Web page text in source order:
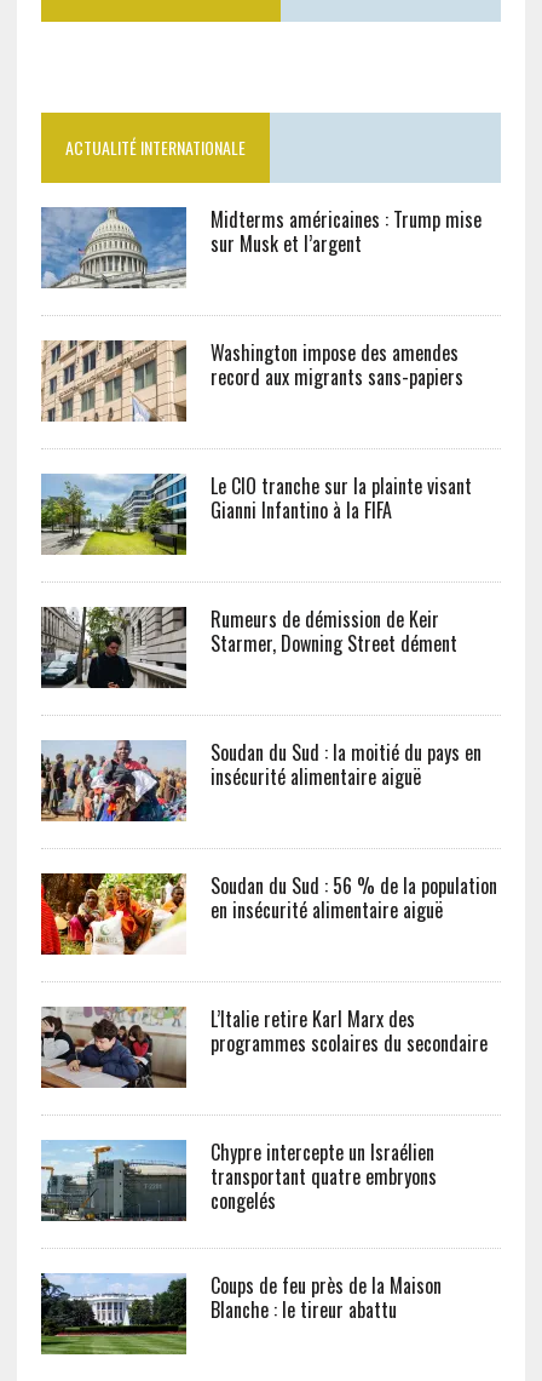
ACTUALITÉ INTERNATIONALE
Midterms américaines : Trump mise
sur Musk et l’argent
Washington impose des amendes
record aux migrants sans-papiers
Le CIO tranche sur la plainte visant
Gianni Infantino à la FIFA
Rumeurs de démission de Keir
Starmer, Downing Street dément
Soudan du Sud : la moitié du pays en
insécurité alimentaire aiguë
Soudan du Sud : 56 % de la population
en insécurité alimentaire aiguë
L’Italie retire Karl Marx des
programmes scolaires du secondaire
Chypre intercepte un Israélien
transportant quatre embryons
congelés
Coups de feu près de la Maison
Blanche : le tireur abattu